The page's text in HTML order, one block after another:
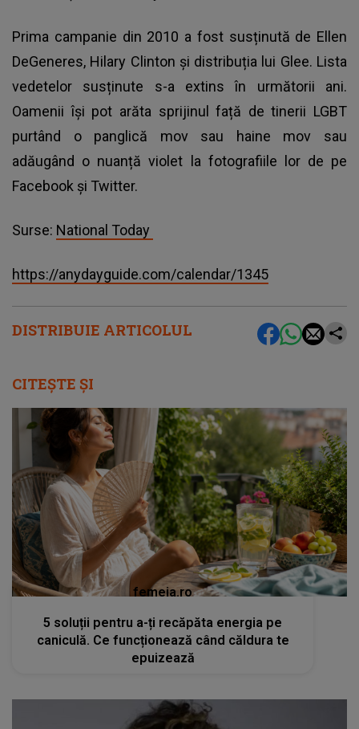
DISTRIBUIE ARTICOLUL
Prima campanie din 2010 a fost susținută de Ellen
DeGeneres, Hilary Clinton și distribuția lui Glee. Lista
vedetelor susținute s-a extins în următorii ani.
Oamenii își pot arăta sprijinul față de tinerii LGBT
purtând o panglică mov sau haine mov sau
adăugând o nuanță violet la fotografiile lor de pe
Facebook și Twitter.
Surse: National Today
https://anydayguide.com/calendar/1345
CITEȘTE ȘI
femeia.ro
5 soluții pentru a-ți recăpăta energia pe
caniculă. Ce funcționează când căldura te
epuizează